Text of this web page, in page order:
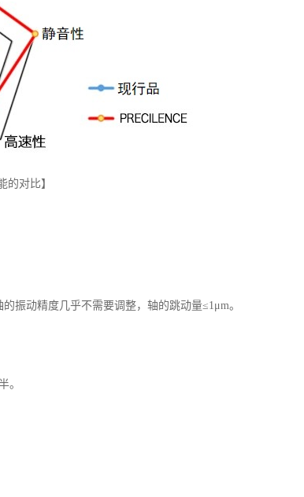
的对比】
振动精度几乎不需要调整，轴的跳动量≤1μm。
。